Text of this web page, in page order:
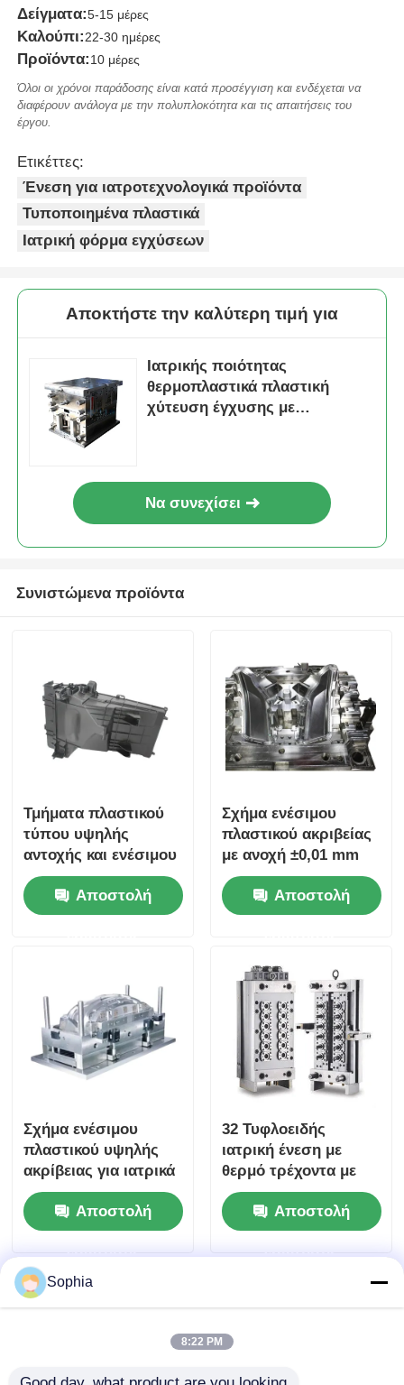
πλαστικά τμήματα φορμών
Δείγματα:5-15 μέρες
Καλούπι:22-30 ημέρες
Προϊόντα:10 μέρες
Όλοι οι χρόνοι παράδοσης είναι κατά προσέγγιση και ενδέχεται να
διαφέρουν ανάλογα με την πολυπλοκότητα και τις απαιτήσεις του
έργου.
Ετικέττες:
Ένεση για ιατροτεχνολογικά προϊόντα
Τυποποιημένα πλαστικά
Ιατρική φόρμα εγχύσεων
Αποκτήστε την καλύτερη τιμή για
Ιατρικής ποιότητας
θερμοπλαστικά πλαστική
χύτευση έγχυσης με
Να συνεχίσει
Συνιστώμενα προϊόντα
Τμήματα πλαστικού
τύπου υψηλής
αντοχής και ενέσιμου
πλαστικού για ιατρικά
προϊόνταΑποστολή
Σχήμα ενέσιμου
πλαστικού ακριβείας
με ανοχή ±0,01 mm
και επιλογές
κοιλότητας 24/32/48
για ιατρικό
Αποστολή
Σχήμα ενέσιμου
πλαστικού υψηλής
ακρίβειας για ιατρικά
εξαρτήματα με
βιοσυμβατότητα ISO
10993 και επιλογές
πολλαπλών ή
μονοκάθαρων
Αποστολή
ερώτησης
32 Τυφλοειδής
ιατρική ένεση με
θερμό τρέχοντα με
πιστοποίηση IATF
16949 για το
εκτυπωτικό μέσο
ένεσης πλαστικών
Αποστολή
ερώτησης
Sophia
8:22 PM